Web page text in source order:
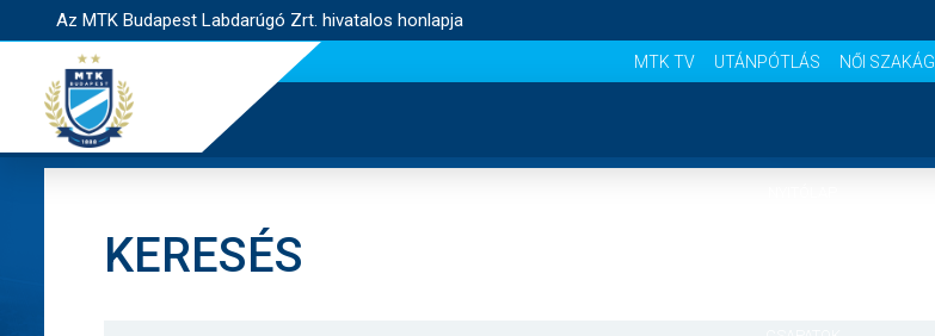
Az MTK Budapest Labdarúgó Zrt. hivatalos honlapja
MTK TV UTÁNPÓTLÁS NŐI SZAKÁG
KERESÉS